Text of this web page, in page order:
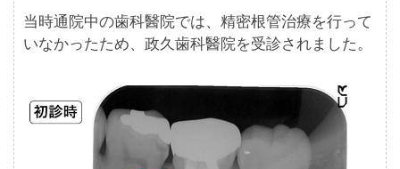
当時通院中の歯科醫院では、精密根管治療を行って
いなかったため、政久歯科醫院を受診されました。